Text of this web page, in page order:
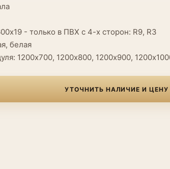
- только в ПВХ с 4-х сторон: R9, R3
белая
1200х700, 1200х800, 1200х900,
УТОЧНИТЬ НАЛИЧИЕ И ЦЕНУ